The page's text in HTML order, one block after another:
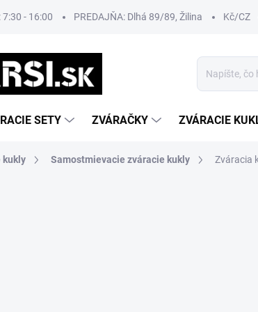
- 16:00 PREDAJŇA: Dlhá 89/89, Žilina Kč/CZ
SETY ZVÁRAČKY ZVÁRACIE
kukly Samostmievacie zváracie kukly Zváracia